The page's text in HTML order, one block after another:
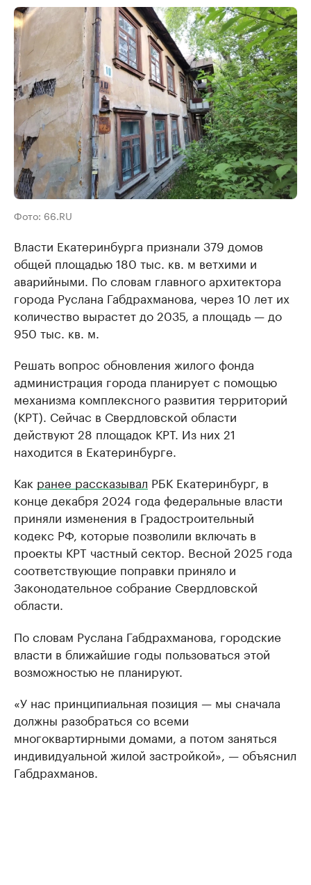
Фото: 66.RU
Власти Екатеринбурга признали 379 домов
общей площадью 180 тыс. кв. м ветхими и
аварийными. По словам главного архитектора
города Руслана Габдрахманова, через 10 лет их
количество вырастет до 2035, а площадь — до
950 тыс. кв. м.
Решать вопрос обновления жилого фонда
администрация города планирует с помощью
механизма комплексного развития территорий
(КРТ). Сейчас в Свердловской области
действуют 28 площадок КРТ. Из них 21
находится в Екатеринбурге.
Как ранее рассказывал РБК Екатеринбург, в
конце декабря 2024 года федеральные власти
приняли изменения в Градостроительный
кодекс РФ, которые позволили включать в
проекты КРТ частный сектор. Весной 2025 года
соответствующие поправки приняло и
Законодательное собрание Свердловской
области.
По словам Руслана Габдрахманова, городские
власти в ближайшие годы пользоваться этой
возможностью не планируют.
«У нас принципиальная позиция — мы сначала
должны разобраться со всеми
многоквартирными домами, а потом заняться
индивидуальной жилой застройкой», — объяснил
Габдрахманов.